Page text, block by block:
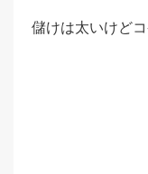
儲けは太いけど